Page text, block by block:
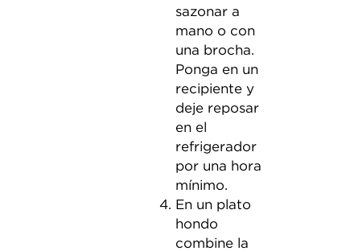
sazonar a
mano o con
una brocha.
Ponga en un
recipiente y
deje reposar
en el
refrigerador
por una hora
mínimo.
En un plato
hondo
combine la